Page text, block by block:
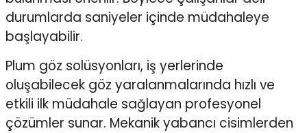
durumlarda saniyeler içinde müdahaleye
başlayabilir.
Plum göz solüsyonları, iş yerlerinde
oluşabilecek göz yaralanmalarında hızlı ve
etkili ilk müdahale sağlayan profesyonel
çözümler sunar. Mekanik yabancı cisimlerden